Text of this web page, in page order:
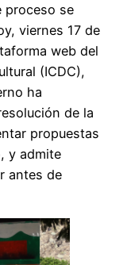
proceso se
viernes 17 de
web del
(ICDC),
ha
de la
propuestas
y admite
antes de